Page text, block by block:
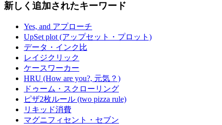
新しく追加されたキーワード
Yes, and アプローチ
UpSet plot (アップセット・プロット)
データ・インク比
レイジクリック
ケースワーカー
HRU (How are you?, 元気？)
ドゥーム・スクローリング
ピザ2枚ルール (two pizza rule)
リキッド消費
マグニフィセント・セブン